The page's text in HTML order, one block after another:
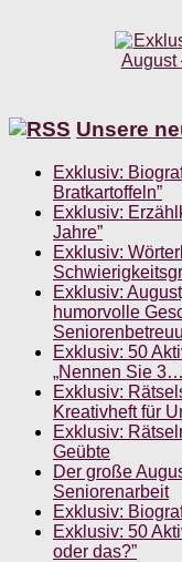
Unsere
Exklusiv:
Bratkartoffeln”
Exklusiv:
Jahre”
Exklusiv:
Exklusiv:
humorvolle
Exklusiv: 50
„Nennen Sie
Exklusiv:
Kreativheft für
Exklusiv:
Geübte
Der große
Seniorenarbeit
Exklusiv:
Exklusiv: 50
oder das?”